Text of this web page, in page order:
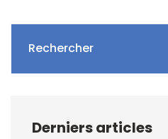
Rechercher
Derniers articles